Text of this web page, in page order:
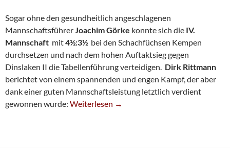
Sogar ohne den gesundheitlich angeschlagenen
MannschaftsführerJoachim Görke konnte sich die IV.
Mannschaft mit4½:3½ bei den Schachfüchsen Kempen
durchsetzen und nach dem hohen Auftaktsieg gegen
Dinslaken II die Tabellenführung verteidigen. Dirk Rittmann
berichtet von einem spannenden und engen Kampf, der aber
dank einer guten Mannschaftsleistung letztlich verdient
gewonnen wurde: Vierte Verteidigt Regionalliga-
Weiterlesen →